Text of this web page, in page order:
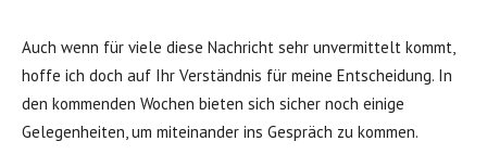
Auch wenn für viele diese Nachricht sehr unvermittelt kommt,
hoffe ich doch auf Ihr Verständnis für meine Entscheidung. In
den kommenden Wochen bieten sich sicher noch einige
Gelegenheiten, um miteinander ins Gespräch zu kommen.